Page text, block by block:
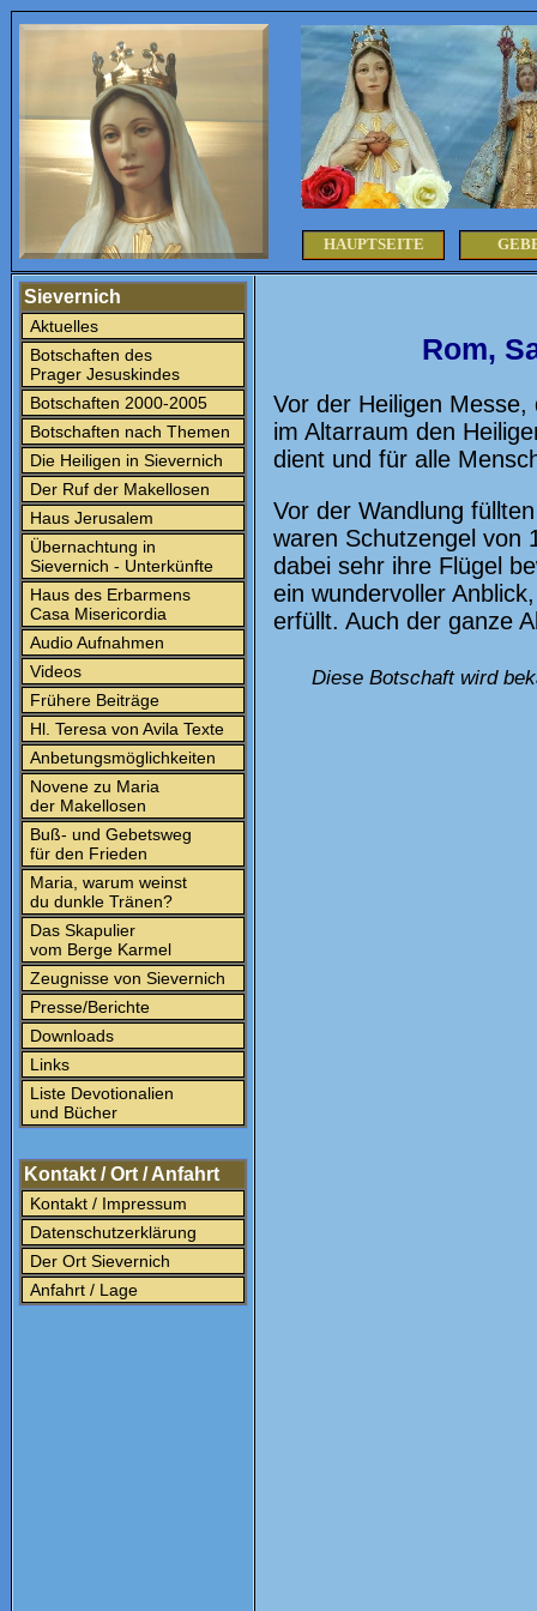
HAUPTSEITE
Sievernich
Aktuelles
Botschaften des
Prager Jesuskindes
Botschaften 2000-2005
Botschaften nach Themen
Die Heiligen in Sievernich
Der Ruf der Makellosen
Haus Jerusalem
Übernachtung in
Sievernich - Unterkünfte
Haus des Erbarmens
Casa Misericordia
Audio Aufnahmen
Videos
Frühere Beiträge
Hl. Teresa von Avila Texte
Anbetungsmöglichkeiten
Novene zu Maria
der Makellosen
Buß- und Gebetsweg
für den Frieden
Maria, warum weinst
du dunkle Tränen?
Das Skapulier
vom Berge Karmel
Zeugnisse von Sievernich
Presse/Berichte
Downloads
Links
Liste Devotionalien
und Bücher
Kontakt / Ort / Anfahrt
Kontakt / Impressum
Datenschutzerklärung
Der Ort Sievernich
Anfahrt / Lage
Rom,
Vor der Heiligen
im Altarraum den
dient und für alle
Vor der Wandlung
waren Schutzengel von
dabei sehr ihre Flügel
ein wundervoller
erfüllt. Auch der ganze
Diese Botschaft wird